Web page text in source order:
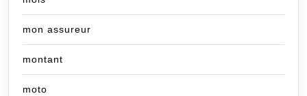
mon assureur
montant
moto